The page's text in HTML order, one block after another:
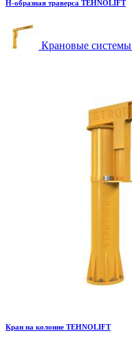
H-образная траверса TEHNOLIFT
Крановые системы
Кран на колонне TEHNOLIFT